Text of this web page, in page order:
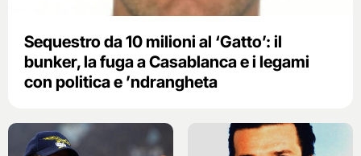
Sequestro da 10 milioni al ‘Gatto’: il
bunker, la fuga a Casablanca e i legami
con politica e ’ndrangheta